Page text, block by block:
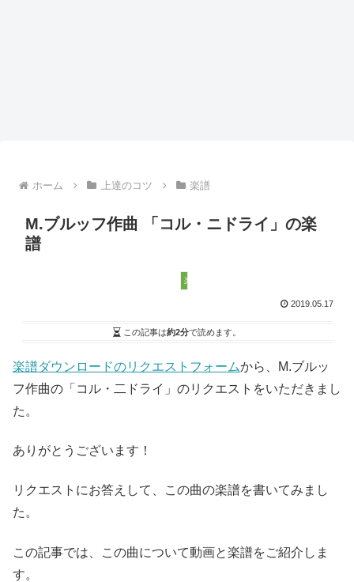
ホーム 上達のコツ 楽譜
M.ブルッフ作曲 「コル・ニドライ」の楽
譜
楽譜
2019.05.17
この記事は約2分で読めます。
楽譜ダウンロードのリクエストフォームから、M.ブルッ
フ作曲の「コル・二ドライ」のリクエストをいただきまし
た。
ありがとうございます！
リクエストにお答えして、この曲の楽譜を書いてみまし
た。
この記事では、この曲について動画と楽譜をご紹介しま
す。